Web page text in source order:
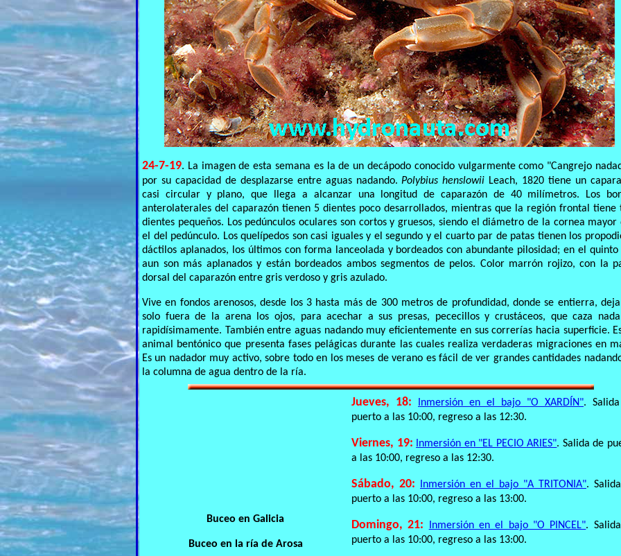
24-7-19. La imagen de esta semana es la de un decápodo conocido vulgarmente como "Cangrejo
por su capacidad de desplazarse entre aguas nadando.Polybius henslowii Leach, 1820 tiene un
casi circular y plano, que llega a alcanzar una longitud de caparazón de 40 milímetros. Los
anterolaterales del caparazón tienen 5 dientes poco desarrollados, mientras que la región frontal tiene
dientes pequeños. Los pedúnculos oculares son cortos y gruesos, siendo el diámetro de la cornea mayor
el del pedúnculo. Los quelípedos son casi iguales y el segundo y el cuarto par de patas tienen los
dáctilos aplanados, los últimos con forma lanceolada y bordeados con abundante pilosidad; en el
aun son más aplanados y están bordeados ambos segmentos de pelos. Color marrón rojizo, con la
dorsal del caparazón entre gris verdoso y gris azulado.
Vive en fondos arenosos, desde los 3 hasta más de 300 metros de profundidad, donde se entierra,
solo fuera de la arena los ojos, para acechar a sus presas, pececillos y crustáceos, que caza
rapidísimamente. También entre aguas nadando muy eficientemente en sus correrías hacia superficie.
animal bentónico que presenta fases pelágicas durante las cuales realiza verdaderas migraciones en
Es un nadador muy activo, sobre todo en los meses de verano es fácil de ver grandes cantidades
la columna de agua dentro de la ría.
Buceo en Galicia
Buceo en la ría de Arosa
Jueves, 18: Inmersión en el bajo "O XARDÍN".
puerto a las 10:00, regreso a las 12:30.
Viernes, 19: Inmersión en "EL PECIO ARIES". Salida de
a las 10:00, regreso a las 12:30.
Sábado, 20: Inmersión en el bajo "A TRITONIA".
puerto a las 10:00, regreso a las 13:00.
Domingo, 21: Inmersión en el bajo "O PINCEL".
puerto a las 10:00, regreso a las 13:00.